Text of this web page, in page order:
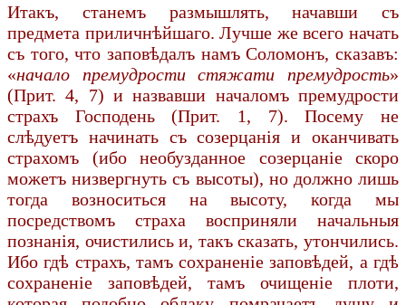
Итакъ, станемъ размышлять, начавши съ
предмета приличнѣйшаго. Лучше же всего начать
съ того, что заповѣдалъ намъ Соломонъ, сказавъ:
«начало премудрости стяжати премудрость»
(Прит. 4, 7) и назвавши началомъ премудрости
страхъ Господень (Прит. 1, 7). Посему не
слѣдуетъ начинать съ созерцанія и оканчивать
страхомъ (ибо необузданное созерцаніе скоро
можетъ низвергнуть съ высоты), но должно лишь
тогда возноситься на высоту, когда мы
посредствомъ страха восприняли начальныя
познанія, очистились и, такъ сказать, утончились.
Ибо гдѣ страхъ, тамъ сохраненіе заповѣдей, а гдѣ
сохраненіе заповѣдей, тамъ очищеніе плоти,